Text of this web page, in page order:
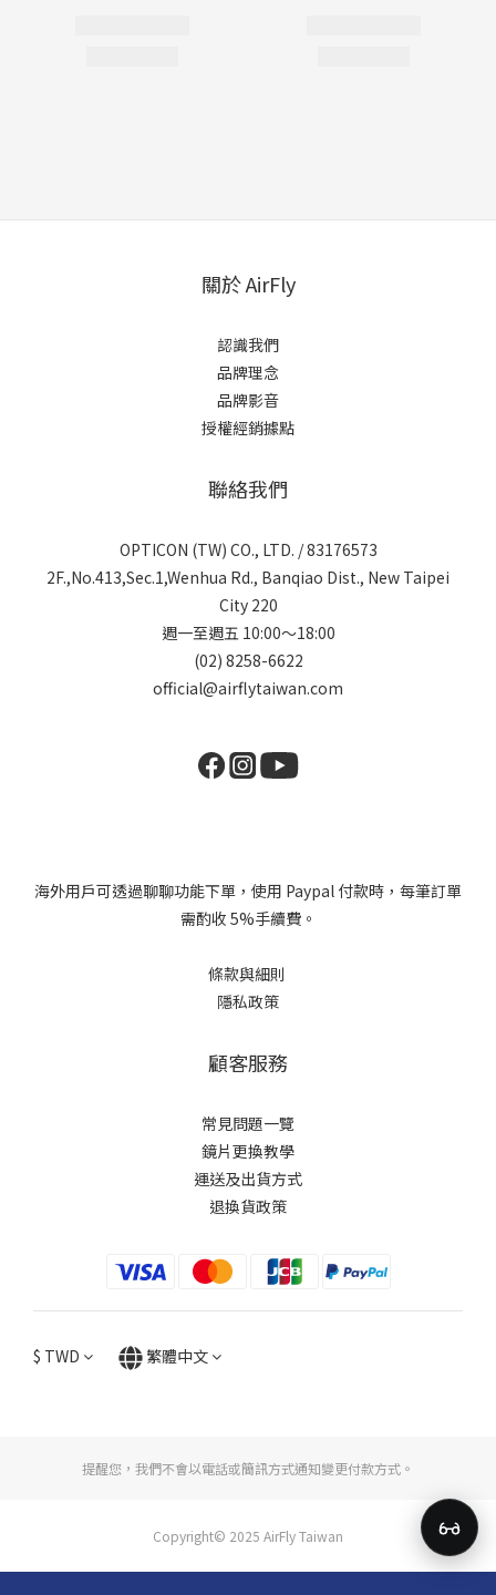
關於 AirFly
認識我們
品牌理念
品牌影音
授權經銷據點
聯絡我們
OPTICON (TW) CO., LTD. / 83176573
2F.,No.413,Sec.1,Wenhua Rd., Banqiao Dist., New Taipei
City 220
週一至週五 10:00～18:00
(02) 8258-6622
official@airflytaiwan.com
海外用戶可透過聊聊功能下單，使用 Paypal 付款時，每筆訂單
需酌收 5%手續費。
條款與細則
隱私政策
顧客服務
常見問題一覽
鏡片更換教學​
運送及出貨方式
退換貨政策
$ TWD 繁體中文
提醒您，我們不會以電話或簡訊方式通知變更付款方式。
Copyright© 2025 AirFly Taiwan